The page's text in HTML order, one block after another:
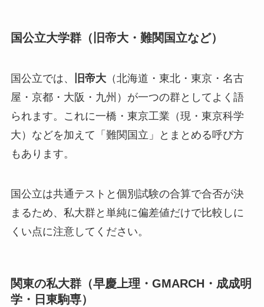
国公立大学群（旧帝大・難関国立など）
国公立では、 旧帝大（北海道・東北・東京・名古
屋・京都・大阪・九州）が一つの群としてよく語
られます。これに一橋・東京工業（現・東京科学
大）などを加えて「難関国立」とまとめる呼び方
もあります。
国公立は共通テストと個別試験の合算で合否が決
まるため、私大群と単純に偏差値だけで比較しに
くい点に注意してください。
関東の私大群（早慶上理・GMARCH・成成明
学・日東駒専）